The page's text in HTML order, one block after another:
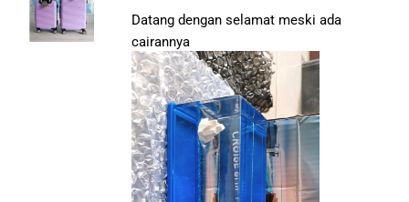
Datang dengan selamat meski ada
cairannya